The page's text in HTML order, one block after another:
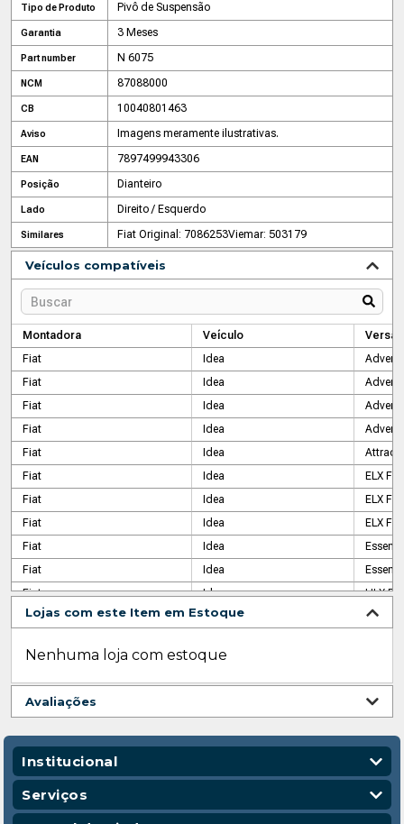
Tipo de Produto Pivô de Suspensão
Garantia 3 Meses
Part number N 6075
NCM 87088000
CB 10040801463
Aviso Imagens meramente ilustrativas.
EAN 7897499943306
Posição Dianteiro
Lado Direito / Esquerdo
Similares Fiat Original: 7086253Viemar: 503179
Veículos compatíveis
Montadora Veículo
Versão
Fiat
Idea
Fiat
Idea
Fiat
Idea
Fiat
Idea
Fiat
Idea
Fiat
Idea
ELX
Fiat
Idea
ELX
Fiat
Idea
ELX
Fiat
Idea
Fiat
Idea
Fiat
Idea
HLX
Fiat
Idea
Fiat
Idea
Fiat
Idea
Lojas com este Item em Estoque
Nenhuma loja com estoque
Avaliações
Institucional
Quem Somos
Nossas Lojas
Serviços